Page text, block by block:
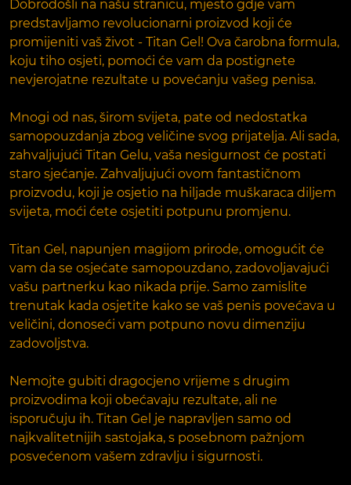
Dobrodošli na našu stranicu, mjesto gdje vam
predstavljamo revolucionarni proizvod koji će
promijeniti vaš život - Titan Gel! Ova čarobna formula,
koju tiho osjeti, pomoći će vam da postignete
nevjerojatne rezultate u povećanju vašeg penisa.
Mnogi od nas, širom svijeta, pate od nedostatka
samopouzdanja zbog veličine svog prijatelja. Ali sada,
zahvaljujući Titan Gelu, vaša nesigurnost će postati
staro sjećanje. Zahvaljujući ovom fantastičnom
proizvodu, koji je osjetio na hiljade muškaraca diljem
svijeta, moći ćete osjetiti potpunu promjenu.
Titan Gel, napunjen magijom prirode, omogućit će
vam da se osjećate samopouzdano, zadovoljavajući
vašu partnerku kao nikada prije. Samo zamislite
trenutak kada osjetite kako se vaš penis povećava u
veličini, donoseći vam potpuno novu dimenziju
zadovoljstva.
Nemojte gubiti dragocjeno vrijeme s drugim
proizvodima koji obećavaju rezultate, ali ne
isporučuju ih. Titan Gel je napravljen samo od
najkvalitetnijih sastojaka, s posebnom pažnjom
posvećenom vašem zdravlju i sigurnosti.